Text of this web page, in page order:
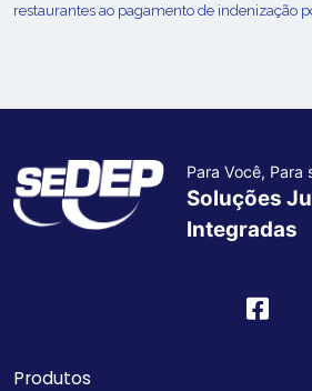
restaurantes ao pagamento de indenização
Para Você, Para
Soluções
Integradas
Produtos